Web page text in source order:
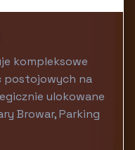
kompleksowe
postojowych na
ulokowane
Browar, Parking